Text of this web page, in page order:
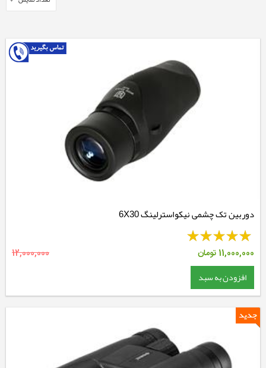
دوربین تک چشمی نیکواسترلینگ 6X30
11,000,000 تومان 12,000,000
افزودن به سبد